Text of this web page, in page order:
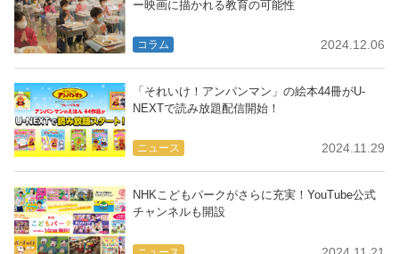
コラム 2024.12.06
ー映画に描かれる教育の可能性
ニュース 2024.11.29
「それいけ！アンパンマン」の絵本44冊がU-
NEXTで読み放題配信開始！
NHKこどもパークがさらに充実！YouTube公式
チャンネルも開設